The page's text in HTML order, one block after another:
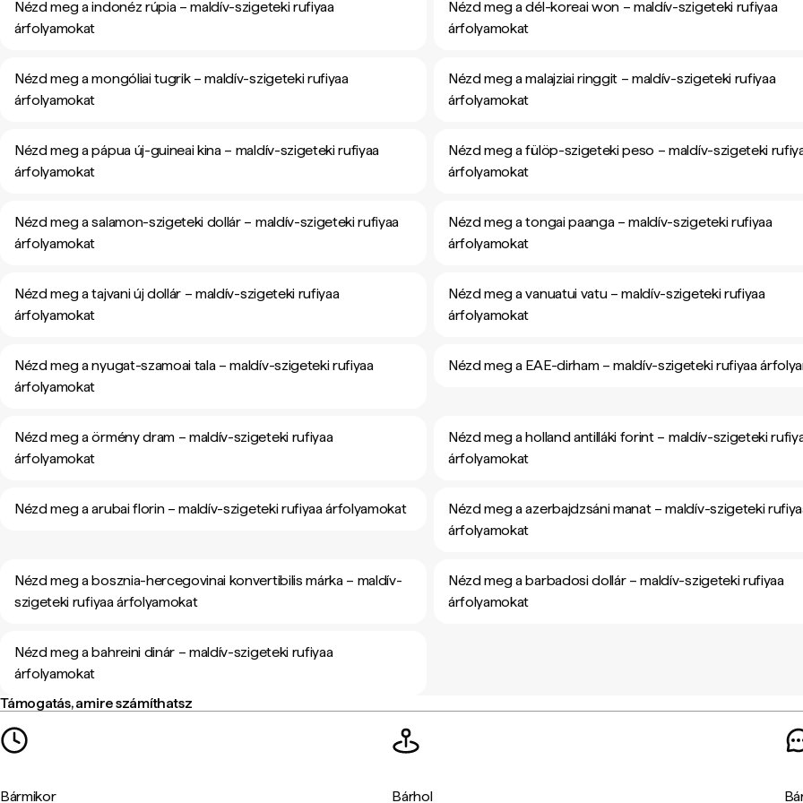
Nézd meg a indonéz rúpia – maldív-szigeteki rufiyaa
árfolyamokat
Nézd meg a dél-koreai won – maldív-szigeteki rufiyaa
árfolyamokat
Nézd meg a mongóliai tugrik – maldív-szigeteki rufiyaa
árfolyamokat
Nézd meg a malajziai ringgit – maldív-szigeteki rufiyaa
árfolyamokat
Nézd meg a pápua új-guineai kina – maldív-szigeteki rufiyaa
árfolyamokat
Nézd meg a fülöp-szigeteki peso – maldív-szigeteki
árfolyamokat
Nézd meg a salamon-szigeteki dollár – maldív-szigeteki rufiyaa
árfolyamokat
Nézd meg a tongai paanga – maldív-szigeteki rufiyaa
árfolyamokat
Nézd meg a tajvani új dollár – maldív-szigeteki rufiyaa
árfolyamokat
Nézd meg a vanuatui vatu – maldív-szigeteki rufiyaa
árfolyamokat
Nézd meg a nyugat-szamoai tala – maldív-szigeteki rufiyaa
árfolyamokat
Nézd meg a EAE-dirham – maldív-szigeteki rufiyaa
Nézd meg a örmény dram – maldív-szigeteki rufiyaa
árfolyamokat
Nézd meg a holland antilláki forint – maldív-szigeteki
árfolyamokat
Nézd meg a arubai florin – maldív-szigeteki rufiyaa árfolyamokat
Nézd meg a azerbajdzsáni manat – maldív-szigeteki
árfolyamokat
Nézd meg a bosznia-hercegovinai konvertibilis márka – maldív-
szigeteki rufiyaa árfolyamokat
Nézd meg a barbadosi dollár – maldív-szigeteki rufiyaa
árfolyamokat
Nézd meg a bahreini dinár – maldív-szigeteki rufiyaa
árfolyamokat
Támogatás, amire számíthatsz
Bármikor Bárhol